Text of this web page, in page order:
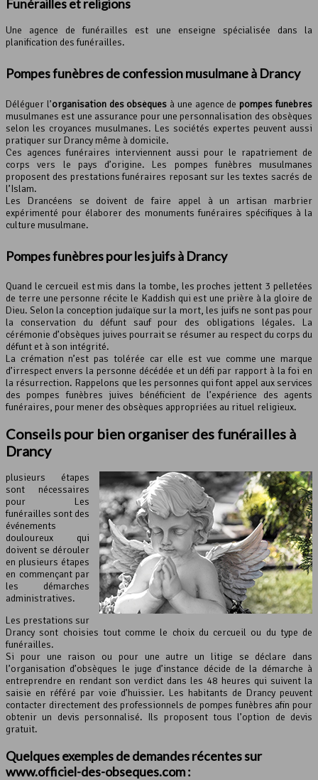
Funérailles et religions
Une agence de funérailles est une enseigne spécialisée dans la
planification des funérailles.
Pompes funèbres de confession musulmane à Drancy
Déléguer l’organisation des obsèques à une agence de pompes funèbres
musulmanes est une assurance pour une personnalisation des obsèques
selon les croyances musulmanes. Les sociétés expertes peuvent aussi
pratiquer sur Drancy même à domicile.
Ces agences funéraires interviennent aussi pour le rapatriement de
corps vers le pays d’origine. Les pompes funèbres musulmanes
proposent des prestations funéraires reposant sur les textes sacrés de
l’Islam.
Les Drancéens se doivent de faire appel à un artisan marbrier
expérimenté pour élaborer des monuments funéraires spécifiques à la
culture musulmane.
Pompes funèbres pour les juifs à Drancy
Quand le cercueil est mis dans la tombe, les proches jettent 3 pelletées
de terre une personne récite le Kaddish qui est une prière à la gloire de
Dieu. Selon la conception judaïque sur la mort, les juifs ne sont pas pour
la conservation du défunt sauf pour des obligations légales. La
cérémonie d’obsèques juives pourrait se résumer au respect du corps du
défunt et à son intégrité.
La crémation n’est pas tolérée car elle est vue comme une marque
d’irrespect envers la personne décédée et un défi par rapport à la foi en
la résurrection. Rappelons que les personnes qui font appel aux services
des pompes funèbres juives bénéficient de l’expérience des agents
funéraires, pour mener des obsèques appropriées au rituel religieux.
Conseils pour bien organiser des funérailles à
Drancy
plusieurs étapes
sont nécessaires
pour Les
funérailles sont des
événements
douloureux qui
doivent se dérouler
en plusieurs étapes
en commençant par
les démarches
administratives.
Les prestations sur
Drancy sont choisies tout comme le choix du cercueil ou du type de
funérailles.
Si pour une raison ou pour une autre un litige se déclare dans
l’organisation d’obsèques le juge d’instance décide de la démarche à
entreprendre en rendant son verdict dans les 48 heures qui suivent la
saisie en référé par voie d’huissier. Les habitants de Drancy peuvent
contacter directement des professionnels de pompes funèbres afin pour
obtenir un devis personnalisé. Ils proposent tous l’option de devis
gratuit.
Quelques exemples de demandes récentes sur
www.officiel-des-obseques.com :